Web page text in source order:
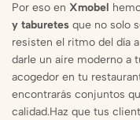
Por eso en Xmobel
y taburetes que no solo
resisten el ritmo del día
darle un aire moderno a
acogedor en tu
encontrarás conjuntos
calidad.Haz que tus